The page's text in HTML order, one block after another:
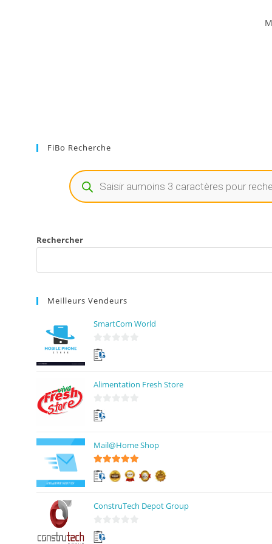
FiBo Recherche
Rechercher
Meilleurs Vendeurs
SmartCom World
0
s
r
Alimentation Fresh Store
0
s
r
5
Mail@Home Shop
5sur 5
ConstruTech Depot Group
0